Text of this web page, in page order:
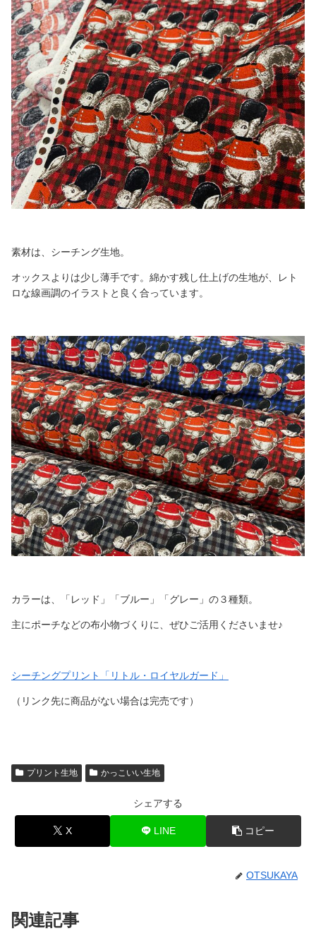
素材は、シーチング生地。
オックスよりは少し薄手です。綿かす残し仕上げの生地が、レト
ロな線画調のイラストと良く合っています。
カラーは、「レッド」「ブルー」「グレー」の３種類。
主にポーチなどの布小物づくりに、ぜひご活用くださいませ♪
シーチングプリント「リトル・ロイヤルガード」
（リンク先に商品がない場合は完売です）
プリント生地 かっこいい生地
シェアする
X LINE コピー
OTSUKAYA
関連記事